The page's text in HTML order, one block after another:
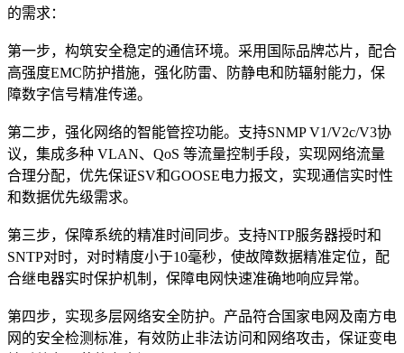
的需求：
第一步，构筑安全稳定的通信环境。采用国际品牌芯片，配合
高强度EMC防护措施，强化防雷、防静电和防辐射能力，保
障数字信号精准传递。
第二步，强化网络的智能管控功能。支持SNMP V1/V2c/V3协
议，集成多种 VLAN、QoS 等流量控制手段，实现网络流量
合理分配，优先保证SV和GOOSE电力报文，实现通信实时性
和数据优先级需求。
第三步，保障系统的精准时间同步。支持NTP服务器授时和
SNTP对时，对时精度小于10毫秒，使故障数据精准定位，配
合继电器实时保护机制，保障电网快速准确地响应异常。
第四步，实现多层网络安全防护。产品符合国家电网及南方电
网的安全检测标准，有效防止非法访问和网络攻击，保证变电